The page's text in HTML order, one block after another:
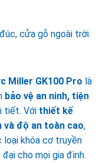
cửa gỗ ngoài trời.
Miller GK100 Pro là
bảo vệ an ninh, tiện
tiết. Với thiết kế
và độ an toàn cao,
loại khóa cơ truyền
cho mọi gia đình.